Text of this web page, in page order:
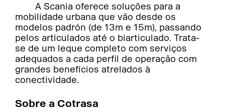
A Scania oferece soluções para a
mobilidade urbana que vão desde os
modelos padrón (de 13m e 15m), passando
pelos articulados até o biarticulado. Trata-
se de um leque completo com serviços
adequados a cada perfil de operação com
grandes benefícios atrelados à
conectividade.
Sobre a Cotrasa